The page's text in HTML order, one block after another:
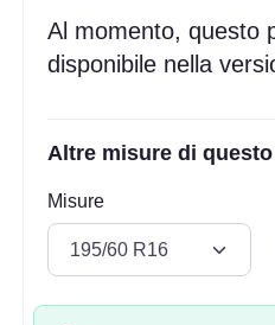
Al momento, questo
disponibile nella
Altre misure di
Misure